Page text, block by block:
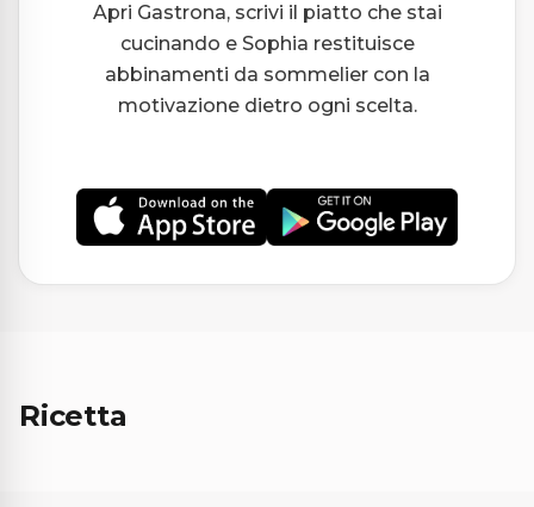
Apri Gastrona, scrivi il piatto che stai
cucinando e Sophia restituisce
abbinamenti da sommelier con la
motivazione dietro ogni scelta.
Ricetta